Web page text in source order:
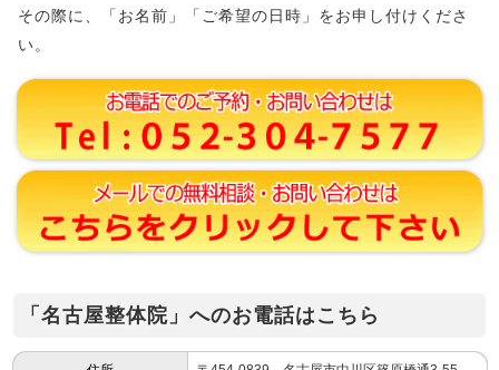
その際に、「お名前」「ご希望の日時」をお申し付けくださ
い。
「名古屋整体院」へのお電話はこちら